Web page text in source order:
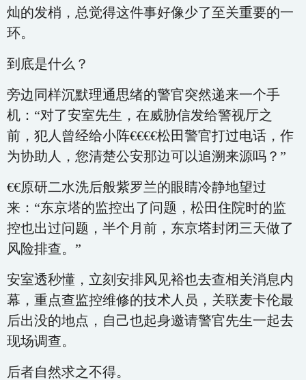
灿的发梢，总觉得这件事好像少了至关重要的一
环。
到底是什么？
旁边同样沉默理通思绪的警官突然递来一个手
机：“对了安室先生，在威胁信发给警视厅之
前，犯人曾经给小阵€€€€松田警官打过电话，作
为协助人，您清楚公安那边可以追溯来源吗？”
€€原研二水洗后般紫罗兰的眼睛冷静地望过
来：“东京塔的监控出了问题，松田住院时的监
控也出过问题，半个月前，东京塔封闭三天做了
风险排查。”
安室透秒懂，立刻安排风见裕也去查相关消息内
幕，重点查监控维修的技术人员，关联麦卡伦最
后出没的地点，自己也起身邀请警官先生一起去
现场调查。
后者自然求之不得。